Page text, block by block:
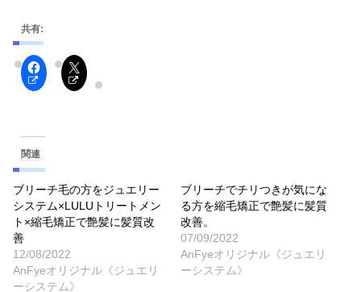
共有:
関連
ブリーチ毛の方をジュエリー
システム×LULUトリートメン
ト×縮毛矯正で艶髪に髪質改
善
12/08/2022
AnFyeオリジナル《ジュエリ
ーシステム》
ブリーチでチリつきが気にな
る方を縮毛矯正で艶髪に髪質
改善。
07/09/2022
AnFyeオリジナル《ジュエリ
ーシステム》